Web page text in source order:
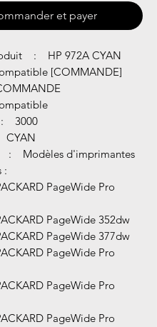
et payer
: HP 972A CYAN
[COMMANDE]
3000
: Modèles d'imprimantes
:
PageWide Pro
PageWide 352dw
PageWide 377dw
PageWide Pro
PageWide Pro
PageWide Pro